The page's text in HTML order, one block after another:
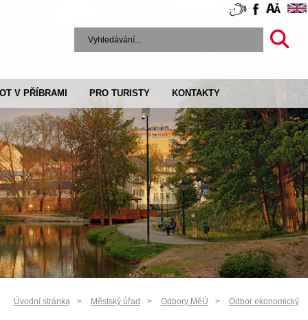
V PŘÍBRAMI PRO TURISTY KONTAKTY
Úvodní stránka Městský úřad Odbory MěÚ Odbor ekonomický